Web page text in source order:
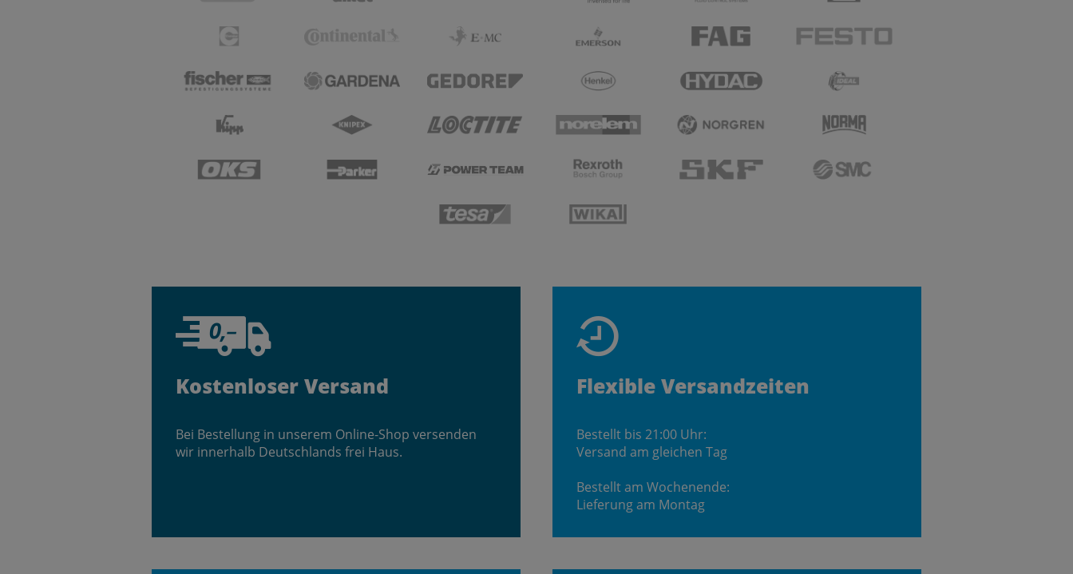
Kostenloser Versand
Bei Bestellung in unserem Online-Shop versenden
wir innerhalb Deutschlands frei Haus.
Flexible Versandzeiten
Bestellt bis 21:00 Uhr:
Versand am gleichen Tag
Bestellt am Wochenende:
Lieferung am Montag